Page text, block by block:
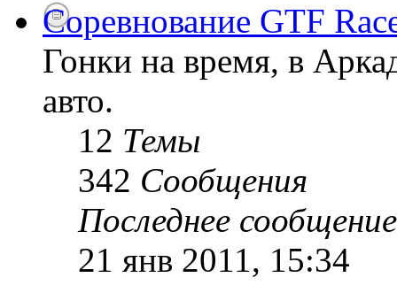
Соревнование GTF
Гонки на время, в
авто.
12 Темы
342 Сообщения
Последнее сообщение
21 янв 2011, 15:34